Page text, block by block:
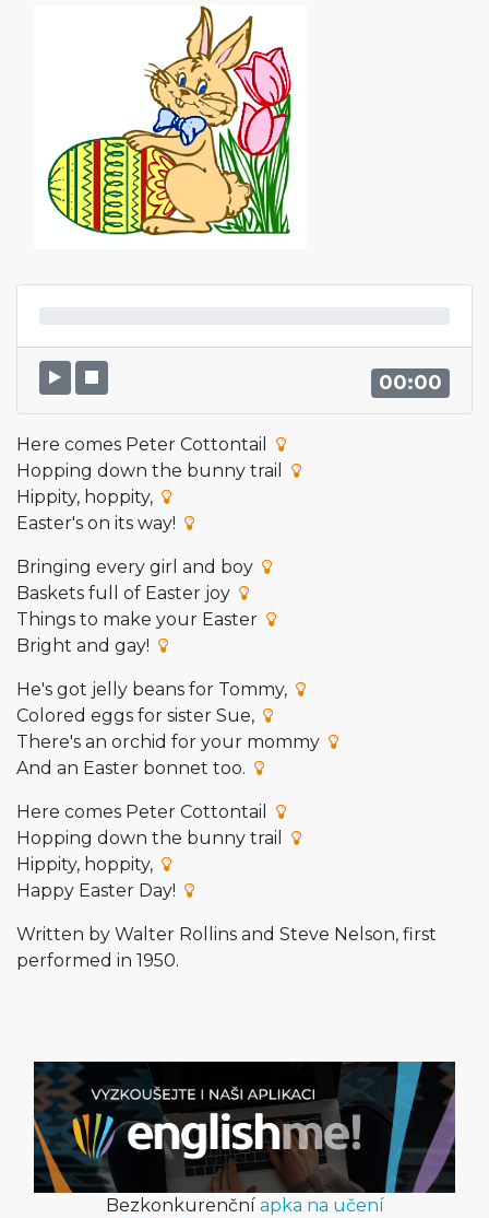
00:00
Here comes Peter Cottontail
Hopping down the bunny trail
Hippity, hoppity,
Easter's on its way!
Bringing every girl and boy
Baskets full of Easter joy
Things to make your Easter
Bright and gay!
He's got jelly beans for Tommy,
Colored eggs for sister Sue,
There's an orchid for your mommy
And an Easter bonnet too.
Here comes Peter Cottontail
Hopping down the bunny trail
Hippity, hoppity,
Happy Easter Day!
Written by Walter Rollins and Steve Nelson, first
performed in 1950.
Bezkonkurenční apka na učení